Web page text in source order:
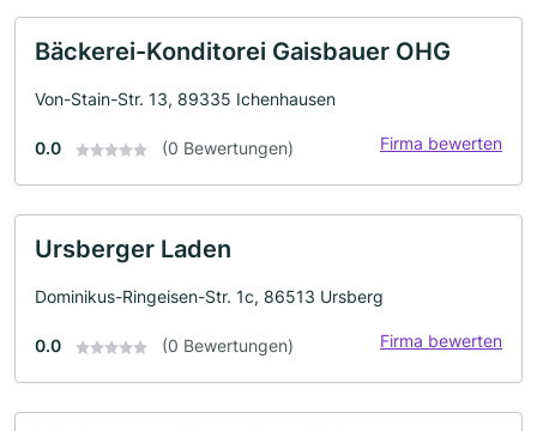
Bäckerei-Konditorei Gaisbauer OHG
Von-Stain-Str. 13, 89335 Ichenhausen
0.0 (0 Bewertungen) Firma bewerten
Ursberger Laden
Dominikus-Ringeisen-Str. 1c, 86513 Ursberg
0.0 (0 Bewertungen) Firma bewerten